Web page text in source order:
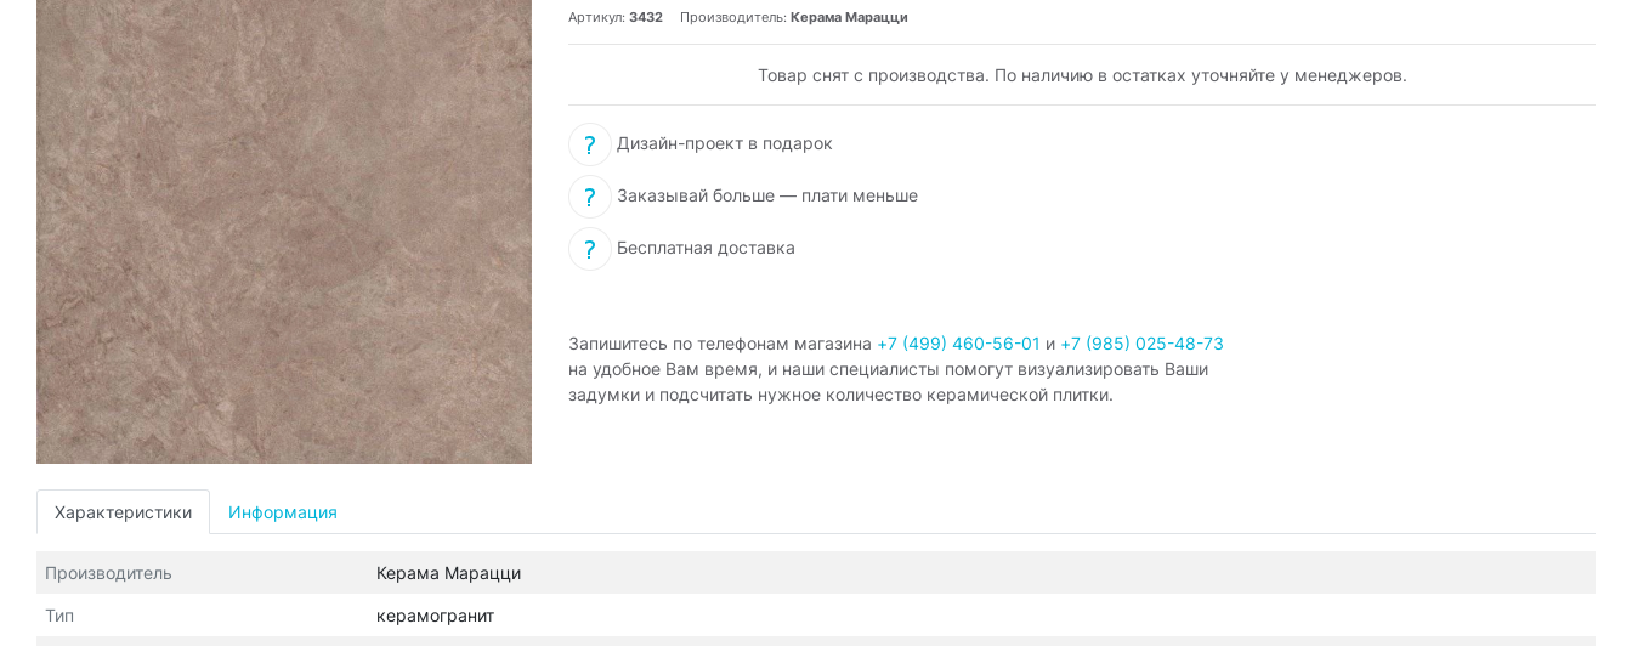
Артикул: 3432 Производитель: Керама Марацци
Товар снят с производства. По наличию в остатках уточняйте у менеджеров.
Дизайн-проект в подарок
Заказывай больше — плати меньше
Бесплатная доставка
Запишитесь по телефонам магазина +7 (499) 460-56-01 и +7 (985) 025-48-73
на удобное Вам время, и наши специалисты помогут визуализировать Ваши
задумки и подсчитать нужное количество керамической плитки.
Характеристики Информация
Производитель Керама Марацци
Тип керамогранит